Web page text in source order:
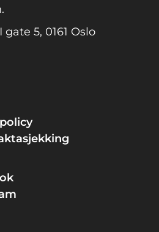
5, 0161 Oslo